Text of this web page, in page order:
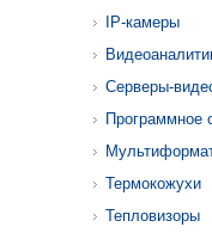
IP-камеры
Серверы-
Программное
Термокожухи
Тепловизоры